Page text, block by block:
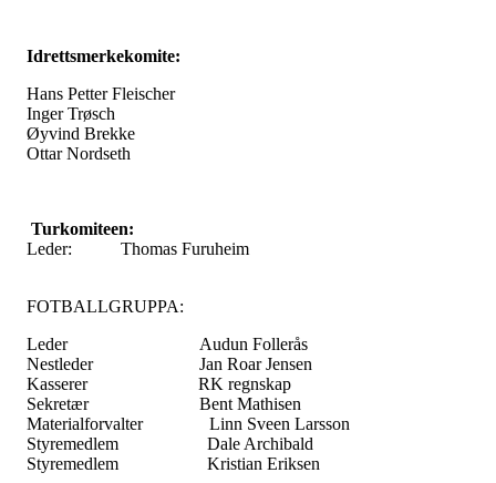
Idrettsmerkekomite:
Hans Petter Fleischer
Inger Trøsch
Øyvind Brekke
Ottar Nordseth
Turkomiteen:
Leder: Thomas Furuheim
FOTBALLGRUPPA:
Leder Audun Follerås
Nestleder Jan Roar Jensen
Kasserer RK regnskap
Sekretær Bent Mathisen
Materialforvalter Linn Sveen Larsson
Styremedlem Dale Archibald
Styremedlem Kristian Eriksen